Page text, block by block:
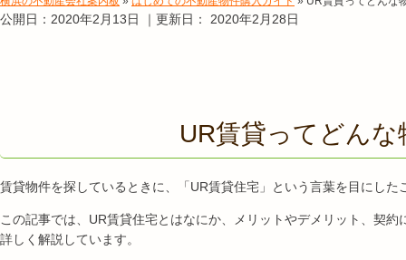
公開日： 2020年2月13日 ｜更新日： 2020年2月28日
UR賃貸ってどんな
賃貸物件を探しているときに、「UR賃貸住宅」という言葉を目にした
この記事では、UR賃貸住宅とはなにか、メリットやデメリット、契
詳しく解説しています。